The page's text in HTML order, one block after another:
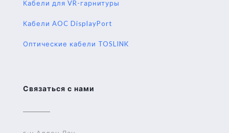
Кабели для VR-гарнитуры
Кабели AOC DisplayPort
Оптические кабели TOSLINK
Связаться с нами